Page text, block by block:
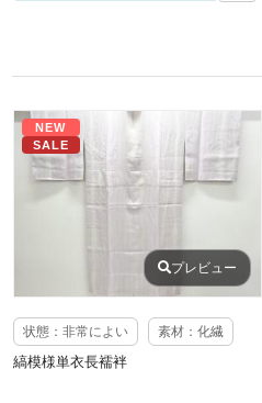
NEW
SALE
プレビュー
状態：非常によい 素材：化繊
縞模様単衣長襦袢